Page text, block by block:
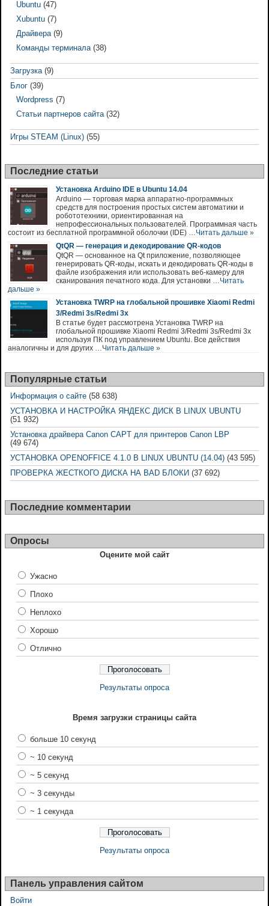
Ubuntu (47)
Xubuntu (7)
Драйвера (9)
Команды терминала (38)
Загрузка (9)
Блог (39)
Wordpress (7)
Статьи партнеров сайта (32)
Игры STEAM (Linux) (55)
Последние статьи
Установка Arduino IDE в Ubuntu 14.04
Arduino — торговая марка аппаратно-программных
средств для построения простых систем автоматики и
робототехники, ориентированная на
непрофессиональных пользователей. Программная часть
состоит из бесплатной программной оболочки (IDE) …Читать дальше »
QtQR — генерация и декодирование QR-кодов
QtQR — основанное на Qt приложение, позволяющее
генерировать QR-коды, искать и декодировать QR-коды в
файле изображения или использовать веб-камеру для
сканирования печатного кода. Для установки …Читать
дальше »
Установка TWRP на глобальной прошивке Xiaomi Redmi
3/Redmi 3s/Redmi 3x
В статье будет рассмотрена Установка TWRP на
глобальной прошивке Xiaomi Redmi 3/Redmi 3s/Redmi 3x
используя ПК под управлением Ubuntu. Все действия
аналогичны и для других …Читать дальше »
Популярные статьи
Информация о сайте (58 638)
УСТАНОВКА И НАСТРОЙКА ЯНДЕКС ДИСК В LINUX UBUNTU
(51 932)
Установка драйвера Canon CAPT для принтеров Canon LBP
(49 674)
УСТАНОВКА OPENOFFICE 4.1.0 В LINUX UBUNTU (14.04) (43 595)
ПРОВЕРКА ЖЕСТКОГО ДИСКА НА BAD БЛОКИ (37 692)
Последние комментарии
Опросы
Оцените мой сайт
Ужасно
Плохо
Неплохо
Хорошо
Отлично
Результаты опроса
Время загрузки страницы сайта
больше 10 секунд
~ 10 секунд
~ 5 секунд
~ 3 секунды
~ 1 секунда
Результаты опроса
Панель управления сайтом
Войти